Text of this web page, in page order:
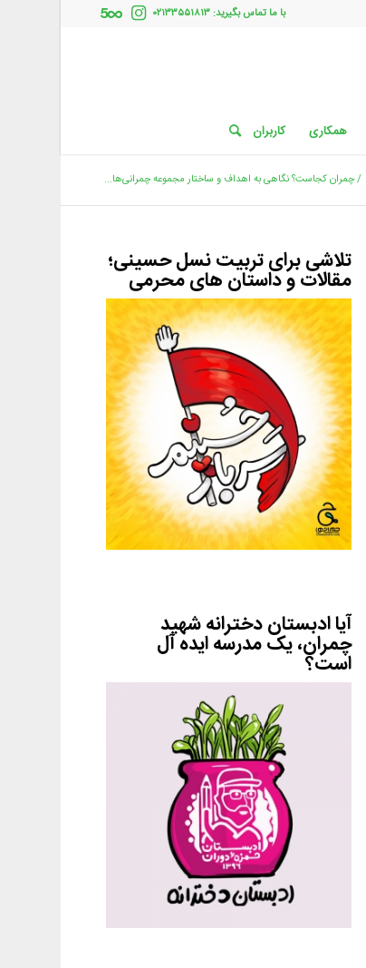
با ما تماس بگیرید: ۰۲۱۳۳۵۵۱۸۱۳
همکاری کاربران
/چمران کجاست؟ نگاهی به اهداف و ساختار مجموعه چمرانی‌‌ها...
تلاشی برای تربیت نسل حسینی؛
مقالات و داستان های محرمی
آیا ادبستان دخترانه شهید
چمران، یک مدرسه ایده آل
است؟